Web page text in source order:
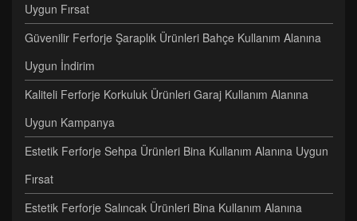
Uygun Fırsat
Güvenilir Ferforje Şaraplık Ürünleri Bahçe Kullanım Alanına
Uygun İndirim
Kaliteli Ferforje Korkuluk Ürünleri Garaj Kullanım Alanına
Uygun Kampanya
Estetik Ferforje Sehpa Ürünleri Bina Kullanım Alanına Uygun
Fırsat
Estetik Ferforje Salıncak Ürünleri Bina Kullanım Alanına